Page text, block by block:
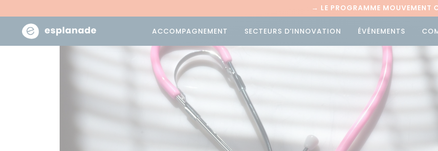
→ LE PROGRAMME MOUVEMENT
ACCOMPAGNEMENT SECTEURS D’INNOVATION ÉVÉNEMENTS